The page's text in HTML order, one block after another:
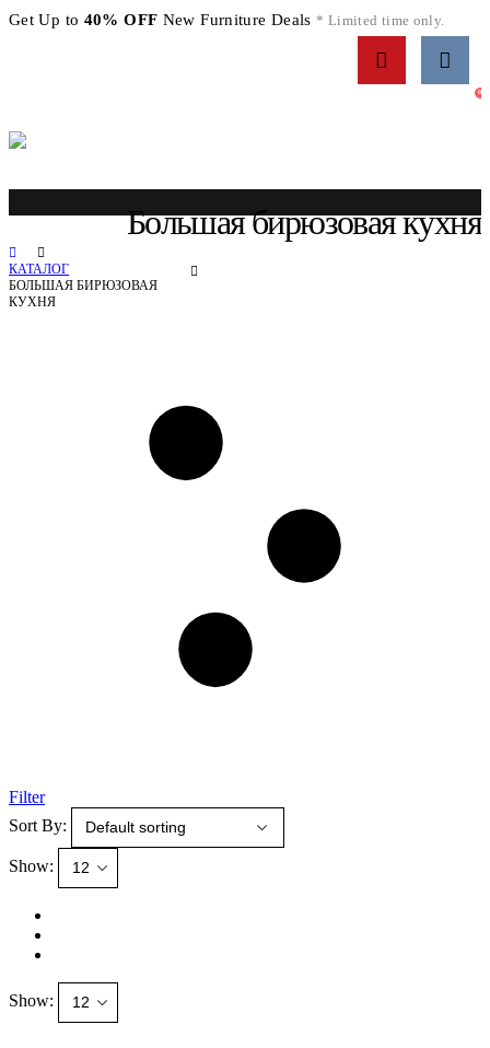
Get Up to 40% OFF New Furniture Deals * Limited time only.
0
Большая бирюзовая кухня
КАТАЛОГ
БОЛЬШАЯ БИРЮЗОВАЯ
КУХНЯ
Filter
Sort By:
Show:
Show: